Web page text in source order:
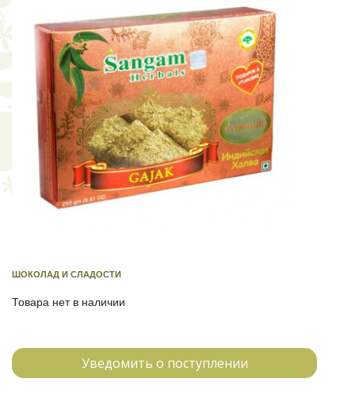
ШОКОЛАД И СЛАДОСТИ
Товара нет в наличии
Уведомить о поступлении